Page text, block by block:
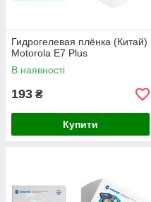
Гидрогелевая плёнка (Китай)
Motorola E7 Plus
В наявності
193 ₴
Купити